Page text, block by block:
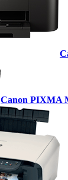
Canon PIXMA